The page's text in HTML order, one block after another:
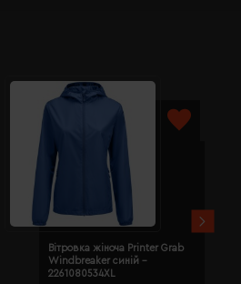
Вітровка жіноча Printer Grab
Windbreaker синій -
2261080534XL